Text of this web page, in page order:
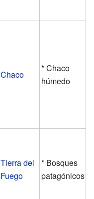
Chaco
* Chaco
húmedo
Tierra del
Fuego
* Bosques
patagónicos